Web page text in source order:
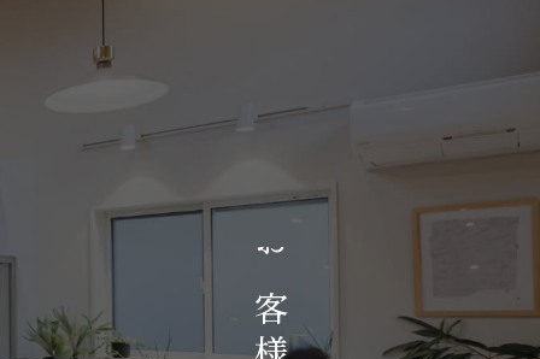
お
客
物件一覧
お客様の声